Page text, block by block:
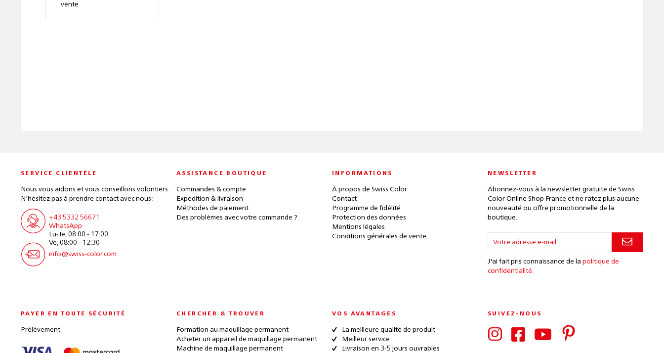
vente
SERVICE CLIENTÈLE
Nous vous aidons et vous conseillons volontiers.
N'hésitez pas à prendre contact avec nous :
+43 5332 56671
WhatsApp
Lu-Je, 08:00 - 17:00
Ve, 08:00 - 12:30
info@swiss-color.com
ASSISTANCE BOUTIQUE
Commandes & compte
Expédition & livraison
Méthodes de paiement
Des problèmes avec votre commande ?
INFORMATIONS
À propos de Swiss Color
Contact
Programme de fidélité
Protection des données
Mentions légales
Conditions générales de vente
NEWSLETTER
Abonnez-vous à la newsletter gratuite de Swiss
Color Online Shop France et ne ratez plus aucune
nouveauté ou offre promotionnelle de la
boutique.
J'ai fait pris connaissance de la politique de
confidentialité.
PAYER EN TOUTE SÉCURITÉ
Prélèvement
CHERCHER & TROUVER
Formation au maquillage permanent
Acheter un appareil de maquillage permanent
Machine de maquillage permanent
VOS AVANTAGES
La meilleure qualité de produit
Meilleur service
Livraison en 3-5 jours ouvrables
SUIVEZ-NOUS